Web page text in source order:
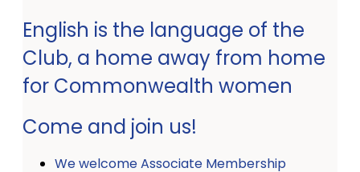
English is the language of the
Club, a home away from home
for Commonwealth women
Come and join us!
We welcome Associate Membership